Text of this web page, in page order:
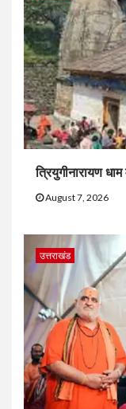
त्रियुगीनारायण
August 7, 2026
उत्तराखंड